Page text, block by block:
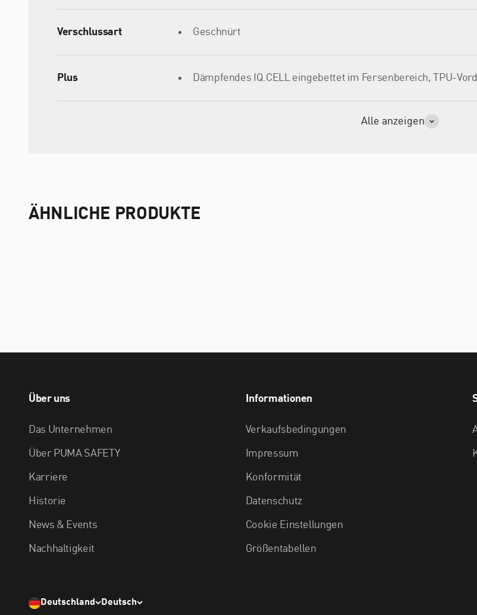
Verschlussart Geschnürt
Plus Dämpfendes IQ.CELL eingebettet im Fersenbereich, TPU-
Alle anzeigen
ÄHNLICHE PRODUKTE
Über uns
Das Unternehmen
Über PUMA SAFETY
Karriere
Historie
News & Events
Nachhaltigkeit
Informationen
Verkaufsbedingungen
Impressum
Konformität
Datenschutz
Cookie Einstellungen
Größentabellen
Deutschland Deutsch